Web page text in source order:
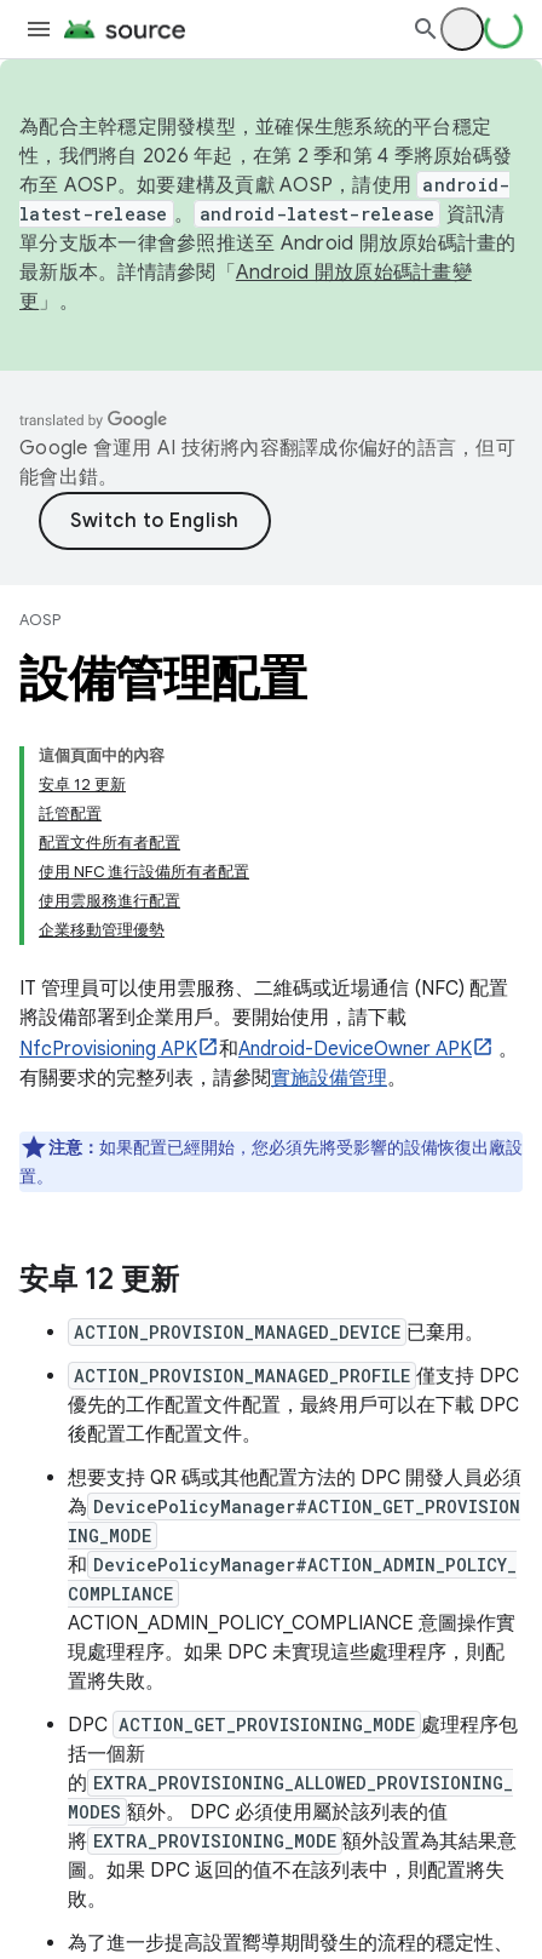
為配合主幹穩定開發模型，並確保生態系統的平台穩定
性，我們將自 2026 年起，在第 2 季和第 4 季將原始碼發
布至 AOSP。如要建構及貢獻 AOSP，請使用 android-
latest-release 。 android-latest-release
資訊清
單分支版本一律會參照推送至 Android 開放原始碼計畫的
最新版本。詳情請參閱「 Android 開放原始碼計畫變
更 」。
Google 會運用 AI 技術將內容翻譯成你偏好的語言，但可
能會出錯。
AOSP
設備管理配置
這個頁面中的內容
安卓 12 更新
託管配置
配置文件所有者配置
使用 NFC 進行設備所有者配置
使用雲服務進行配置
企業移動管理優勢
IT 管理員可以使用雲服務、二維碼或近場通信 (NFC) 配置
將設備部署到企業用戶。要開始使用，請下載
NfcProvisioning APK
和Android-DeviceOwner APK
。
有關要求的完整列表，請參閱實施設備管理。
注意： 如果配置已經開始，您必須先將受影響的設備恢復出廠設
置。
安卓 12 更新
ACTION_PROVISION_MANAGED_DEVICE 已棄用。
ACTION_PROVISION_MANAGED_PROFILE 僅支持 DPC
優先的工作配置文件配置，最終用戶可以在下載 DPC
後配置工作配置文件。
想要支持 QR 碼或其他配置方法的 DPC 開發人員必須
為 DevicePolicyManager#ACTION_GET_PROVISION
ING_MODE
和 DevicePolicyManager#ACTION_ADMIN_POLICY_
COMPLIANCE
ACTION_ADMIN_POLICY_COMPLIANCE 意圖操作實
現處理程序。如果 DPC 未實現這些處理程序，則配
置將失敗。
DPC ACTION_GET_PROVISIONING_MODE 處理程序包
括一個新
的 EXTRA_PROVISIONING_ALLOWED_PROVISIONING_
MODES 額外。 DPC 必須使用屬於該列表的值
將 EXTRA_PROVISIONING_MODE 額外設置為其結果意
圖。如果 DPC 返回的值不在該列表中，則配置將失
敗。
為了進一步提高設置嚮導期間發生的流程的穩定性、